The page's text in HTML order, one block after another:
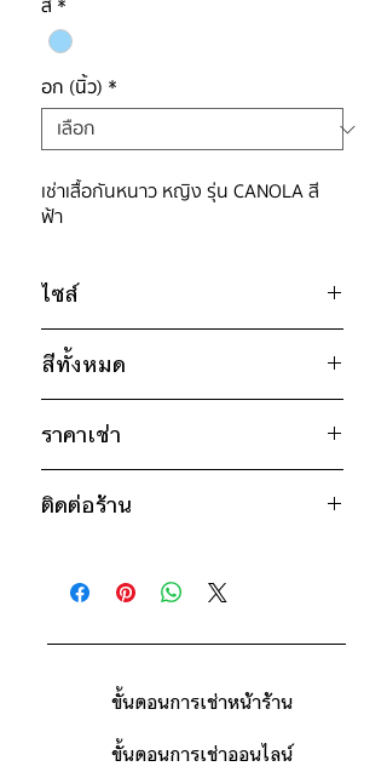
สี *
อก (นิ้ว) *
เช่าเสื้อกันหนาว หญิง รุ่น CANOLA สี
ฟ้า
ไซส์
ไซส์ : 3XL
อก 52" / เอว 52" / สะโพก 52" /
ไหล่กว้าง 19" / วงแขน 26" / ยาว
26"
สีทั้งหมด
ฟ้า
ราคาเช่า
วันคืน)
ติดต่อร้านเพื่อสอบถามราคา
ติดต่อร้าน
ดูแผนที่ร้าน
ขั้นตอนการเช่าหน้าร้าน
ขั้นตอนการเช่าออนไลน์